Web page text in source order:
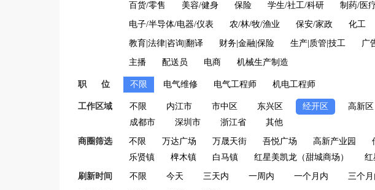
百货/零售 美容/健身 保险 学生/社工/科研 制药/医
电子/半导体/电器/仪表 农/林/牧/渔业 保安/家政 化工
教育|法律|咨询|翻译 财务|金融|保险 生产|质管|技工 广
主播 配送员 电商 机械生产制造
职 位 不限 电气维修 电气工程师 机电工程师
工作区域 不限 内江市 市中区 东兴区 经开区 高新区
成都市
深圳市 浙江省 其他
商圈筛选 不限 万达广场 万晟天街 吾悦广场 高新产业园
乐贤镇
椑木镇 白马镇 红星美凯龙（甜城商场） 红
刷新时间 不限 今天 三天内 一周内 一个月内 三个月